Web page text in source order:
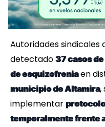
Autoridades sindicales
detectado 37 casos
de esquizofreniaen
municipio de Altamira,
implementar
temporalmente frente